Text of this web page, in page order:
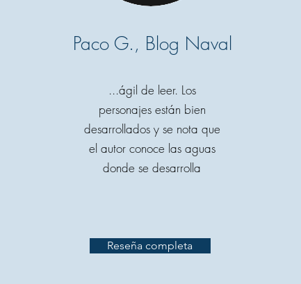
Paco G., Blog Naval
...ágil de leer. Los
personajes están bien
desarrollados y se nota que
el autor conoce las aguas
donde se desarrolla
Reseña completa